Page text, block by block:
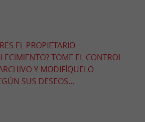
EL PROPIETARIO
TOME EL CONTROL
Y MODIFÍQUELO
SUS DESEOS...